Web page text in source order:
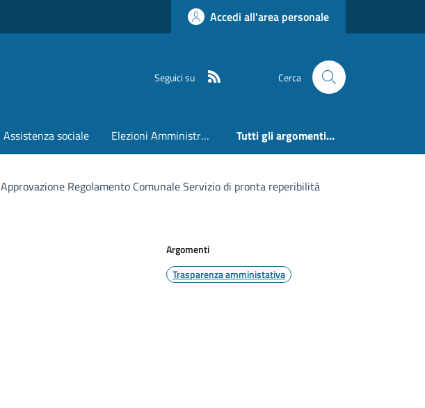
Accedi all'area personale
Seguici su Cerca
Assistenza sociale Elezioni Amministrative 24 e 25 Maggio 2026 Tutti gli argomenti...
Approvazione Regolamento Comunale Servizio di pronta reperibilità
Argomenti
Trasparenza amministativa